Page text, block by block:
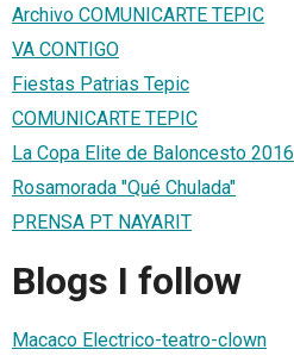
Archivo COMUNICARTE TEPIC
VA CONTIGO
Fiestas Patrias Tepic
COMUNICARTE TEPIC
La Copa Elite de Baloncesto 2016
Rosamorada "Qué Chulada"
PRENSA PT NAYARIT
Blogs I follow
Macaco Electrico-teatro-clown